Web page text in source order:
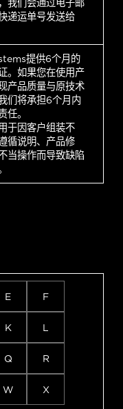
我们会通过电子邮
递运单号发送给
提供6个月的
。如果您在使用产
产品质量与原技术
们将承担6个月内
任。
于因客户组装不
循说明、产品修
当操作而导致缺陷
E F
K L
Q R
W X